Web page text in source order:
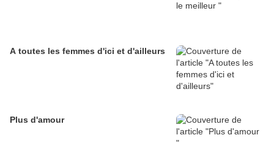
A toutes les femmes d'ici et d'ailleurs
Plus d'amour